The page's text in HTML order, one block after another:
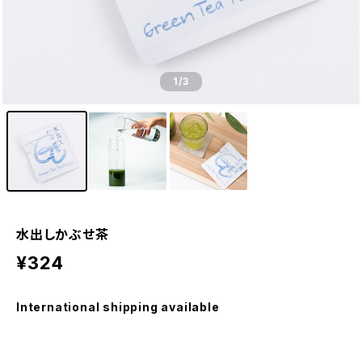
1/3
水出しかぶせ茶
¥324
International shipping available